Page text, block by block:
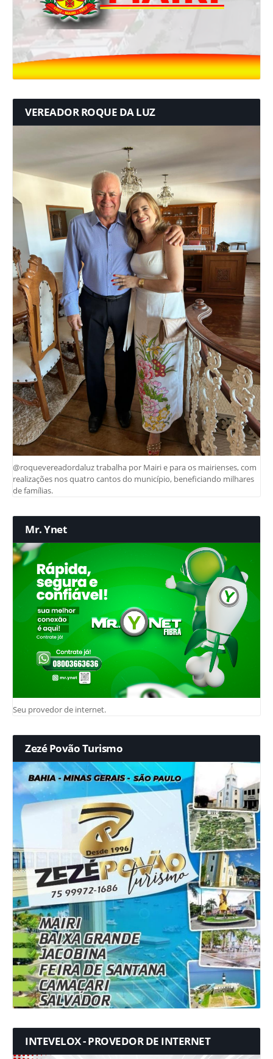
VEREADOR ROQUE DA LUZ
@roquevereadordaluz trabalha por Mairi e para os mairienses, com
realizações nos quatro cantos do município, beneficiando milhares
de famílias.
Mr. Ynet
Seu provedor de internet.
Zezé Povão Turismo
INTEVELOX - PROVEDOR DE INTERNET